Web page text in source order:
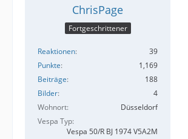
ChrisPage
Fortgeschrittener
Reaktionen
39
Punkte
1,169
Beiträge
188
Bilder
4
Wohnort
Düsseldorf
Vespa Typ
Vespa 50/R BJ 1974 V5A2M